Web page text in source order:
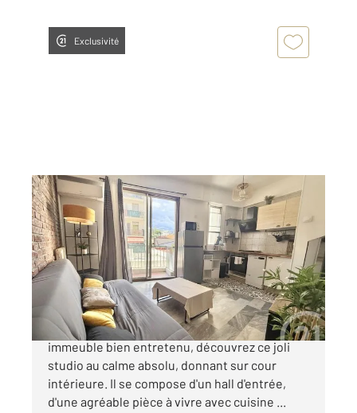
Exclusivité
NICE 06
29,77 m2
, 1 pièce
Ref : 2256
Appartement F1 à vendre
189 000 €
Nice Avenue de la Californie Au 2 étage d'un
immeuble bien entretenu, découvrez ce joli
studio au calme absolu, donnant sur cour
intérieure. Il se compose d'un hall d'entrée,
d'une agréable pièce à vivre avec cuisine ...